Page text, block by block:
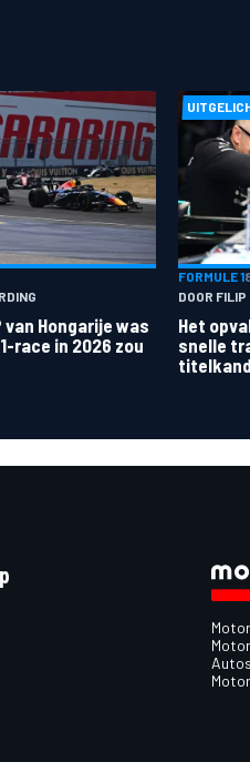
van Hongarije was
race in 2026 zou
FORMULE 1
DOOR
Het
snelle